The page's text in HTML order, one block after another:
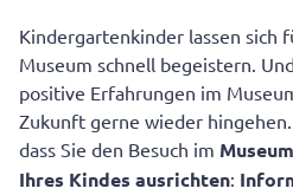
Kindergartenkinder lassen sich
Museum schnell begeistern.
positive Erfahrungen im
Zukunft gerne wieder
dass Sie den Besuch im
Ihres Kindes ausrichten: